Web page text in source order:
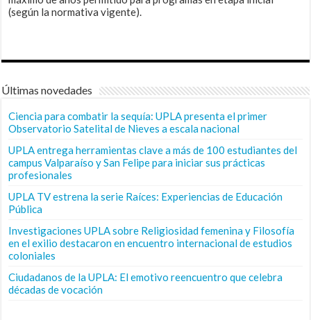
(según la normativa vigente).
Últimas novedades
Ciencia para combatir la sequía: UPLA presenta el primer
Observatorio Satelital de Nieves a escala nacional
UPLA entrega herramientas clave a más de 100 estudiantes del
campus Valparaíso y San Felipe para iniciar sus prácticas
profesionales
UPLA TV estrena la serie Raíces: Experiencias de Educación
Pública
Investigaciones UPLA sobre Religiosidad femenina y Filosofía
en el exilio destacaron en encuentro internacional de estudios
coloniales
Ciudadanos de la UPLA: El emotivo reencuentro que celebra
décadas de vocación